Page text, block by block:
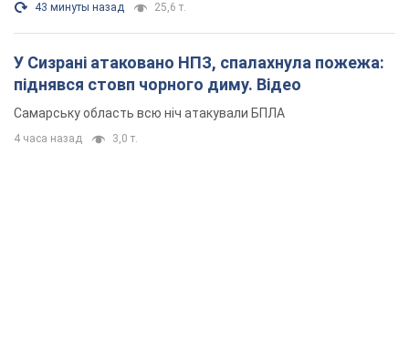
43 минуты назад 25,6 т.
У Сизрані атаковано НПЗ, спалахнула пожежа:
піднявся стовп чорного диму. Відео
Самарську область всю ніч атакували БПЛА
4 часа назад 3,0 т.